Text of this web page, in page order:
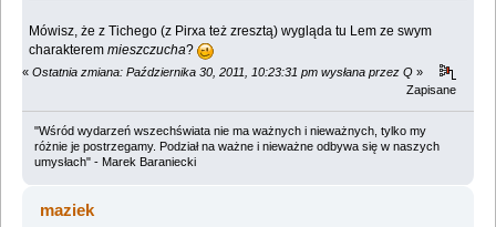
Mówisz, że z Tichego (z Pirxa też zresztą) wygląda tu Lem ze swym
charakteremmieszczucha?
« Ostatnia zmiana: Października 30, 2011, 10:23:31 pm wysłana przez Q »
Zapisane
"Wśród wydarzeń wszechświata nie ma ważnych i nieważnych, tylko my
różnie je postrzegamy. Podział na ważne i nieważne odbywa się w naszych
umysłach" - Marek Baraniecki
maziek